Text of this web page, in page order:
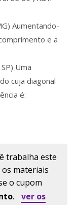
Aumentando-
e a
Uma
cuja diagonal
é:
trabalha este
os materiais
o cupom
.
ver os